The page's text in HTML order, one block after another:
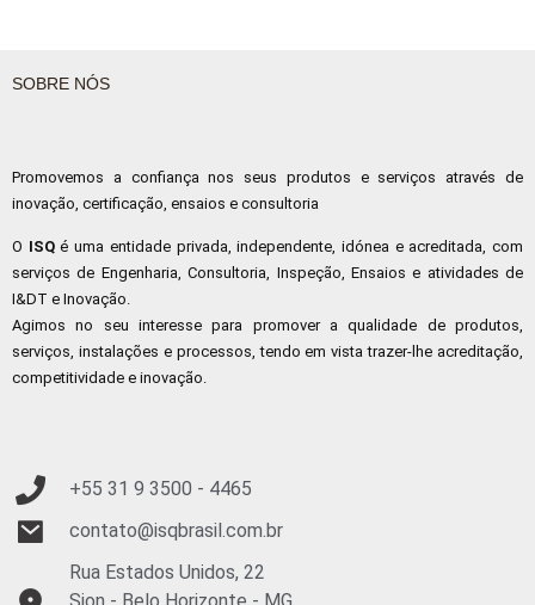
SOBRE NÓS
Promovemos a confiança nos seus produtos e serviços através de
inovação, certificação, ensaios e consultoria
O ISQé uma entidade privada, independente, idónea e acreditada, com
serviços de Engenharia, Consultoria, Inspeção, Ensaios e atividades de
I&DT e Inovação.
Agimos no seu interesse para promover a qualidade de produtos,
serviços, instalações e processos, tendo em vista trazer-lhe acreditação,
competitividade e inovação.
+55 31 93500 - 4465
contato@isqbrasil.com.br
Rua Estados Unidos, 22